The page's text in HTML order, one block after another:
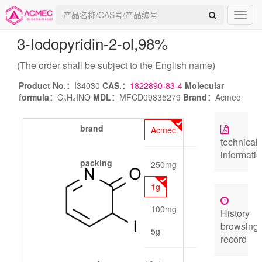
3-Iodopyridin-2-ol,98%
(The order shall be subject to the English name)
Product No.： I34030 CAS.： 1822890-83-4 Molecular
formula： C₅H₄INO MDL： MFCD09835279 Brand： Acmec
brand Acmec
packing
250mg
1g
100mg
5g
technical
History
browsing
record